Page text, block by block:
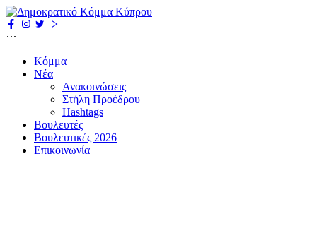
Κόμμα
Νέα
Ανακοινώσεις
Στήλη Προέδρου
Hashtags
Βουλευτές
Βουλευτικές 2026
Επικοινωνία